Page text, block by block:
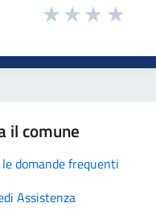
il comune
le domande frequenti
Assistenza